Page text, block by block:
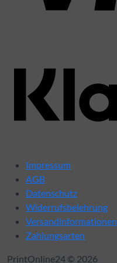
Impressum
AGB
Datenschutz
Widerrufsbelehrung
Versandinformationen
Zahlungsarten
PrintOnline24 © 2026